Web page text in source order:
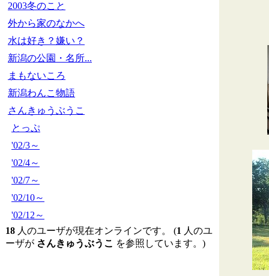
2003冬のこと
外から家のなかへ
水は好き？嫌い？
新潟の公園・名所...
まもないころ
新潟わんこ物語
さんきゅうぶうこ
とっぷ
'02/3～
'02/4～
'02/7～
'02/10～
'02/12～
18 人のユーザが現在オンラインです。 (1 人のユ
ーザが さんきゅうぶうこ を参照しています。)